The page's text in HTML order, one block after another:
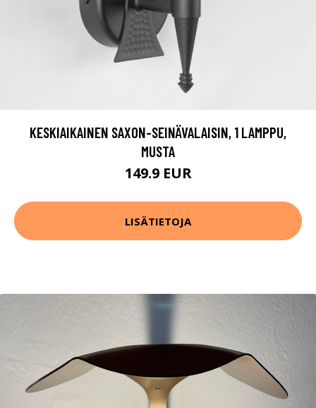
KESKIAIKAINEN SAXON-SEINÄVALAISIN, 1 LAMPPU,
MUSTA
149.9 EUR
LISÄTIETOJA